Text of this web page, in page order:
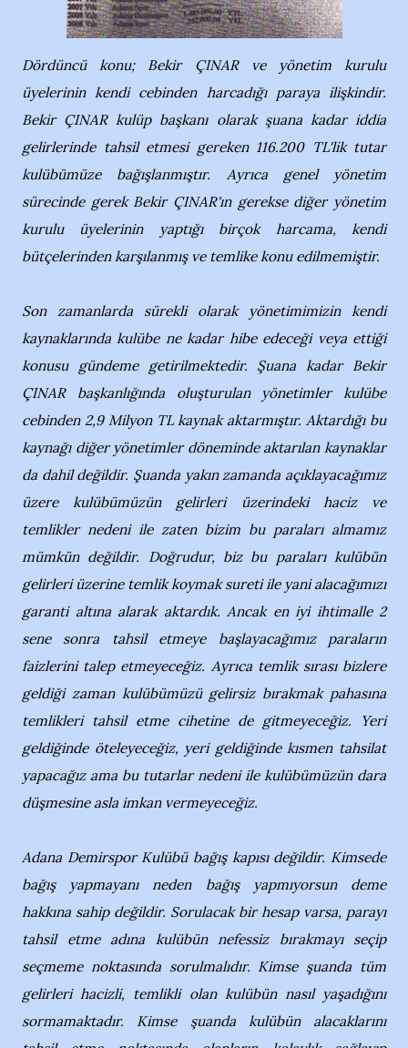
Dördüncü konu; Bekir ÇINAR ve yönetim kurulu
üyelerinin kendi cebinden harcadığı paraya ilişkindir.
Bekir ÇINAR kulüp başkanı olarak şuana kadar iddia
gelirlerinde tahsil etmesi gereken 116.200 TL'lik tutar
kulübümüze bağışlanmıştır. Ayrıca genel yönetim
sürecinde gerek Bekir ÇINAR'ın gerekse diğer yönetim
kurulu üyelerinin yaptığı birçok harcama, kendi
bütçelerinden karşılanmış ve temlike konu edilmemiştir.
Son zamanlarda sürekli olarak yönetimimizin kendi
kaynaklarında kulübe ne kadar hibe edeceği veya ettiği
konusu gündeme getirilmektedir. Şuana kadar Bekir
ÇINAR başkanlığında oluşturulan yönetimler kulübe
cebinden 2,9 Milyon TL kaynak aktarmıştır. Aktardığı bu
kaynağı diğer yönetimler döneminde aktarılan kaynaklar
da dahil değildir. Şuanda yakın zamanda açıklayacağımız
üzere kulübümüzün gelirleri üzerindeki haciz ve
temlikler nedeni ile zaten bizim bu paraları almamız
mümkün değildir. Doğrudur, biz bu paraları kulübün
gelirleri üzerine temlik koymak sureti ile yani alacağımızı
garanti altına alarak aktardık. Ancak en iyi ihtimalle 2
sene sonra tahsil etmeye başlayacağımız paraların
faizlerini talep etmeyeceğiz. Ayrıca temlik sırası bizlere
geldiği zaman kulübümüzü gelirsiz bırakmak pahasına
temlikleri tahsil etme cihetine de gitmeyeceğiz. Yeri
geldiğinde öteleyeceğiz, yeri geldiğinde kısmen tahsilat
yapacağız ama bu tutarlar nedeni ile kulübümüzün dara
düşmesine asla imkan vermeyeceğiz.
Adana Demirspor Kulübü bağış kapısı değildir. Kimsede
bağış yapmayanı neden bağış yapmıyorsun deme
hakkına sahip değildir. Sorulacak bir hesap varsa, parayı
tahsil etme adına kulübün nefessiz bırakmayı seçip
seçmeme noktasında sorulmalıdır. Kimse şuanda tüm
gelirleri hacizli, temlikli olan kulübün nasıl yaşadığını
sormamaktadır. Kimse şuanda kulübün alacaklarını